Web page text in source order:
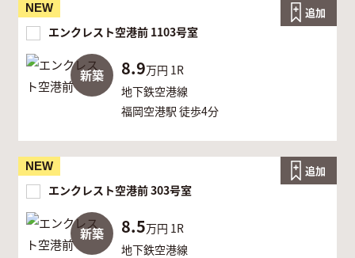
NEW
新築
エンクレスト空港前 1103号室
8.9万円 1R
地下鉄空港線
福岡空港駅 徒歩4分
追加
NEW
新築
エンクレスト空港前 303号室
8.5万円 1R
地下鉄空港線
追加